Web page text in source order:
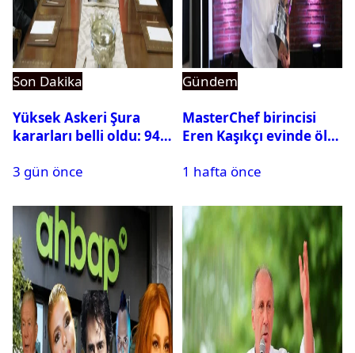
Son Dakika
Yüksek Askeri Şura
kararları belli oldu: 94
3 gün önce
Gündem
MasterChef birincisi
Eren Kaşıkçı evinde ölü
1 hafta önce